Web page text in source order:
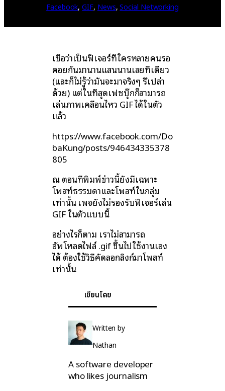
Facebook, GIF, News, Social Networking
เชื่อว่าเป็นฟีเจอร์ที่ใครหลายคนรอ
คอยกันมานานแสนนานเลยทีเดียว
(และก็ไม่รู้ว่ามันจะมาจริงๆ รึเปล่า
ด้วย) แต่ในที่สุดเฟซบุ๊กก็สามารถ
เล่นภาพเคลื่อนไหว GIF ได้ในตัว
แล้ว
https://www.facebook.com/Do
baKung/posts/946434335378
805
ณ ตอนที่พิมพ์ข่าวนี้ยังมีเฉพาะ
โพสท์ธรรมดาและโพสท์ในกลุ่ม
เท่านั้น เพจยังไม่รองรับฟีเจอร์เล่น
GIF ในตัวแบบนี้
อย่างไรก็ตาม เราไม่สามารถ
อัพโหลดไฟล์ .gif ขึ้นไปใช้งานเอง
ได้ ต้องใช้วิธีคัดลอกลิงก์มาโพสท์
เท่านั้น
เขียนโดย
Written by
Nathan
A software developer
who likes journalism